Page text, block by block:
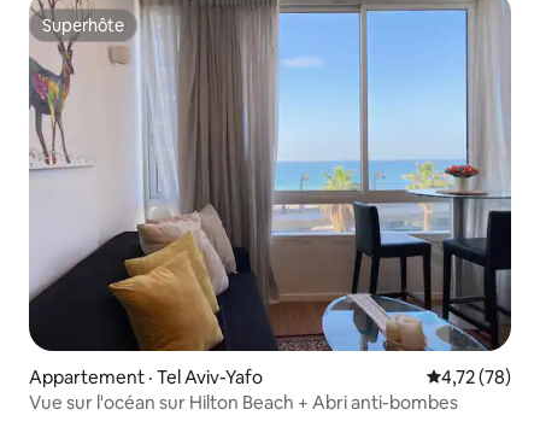
Superhôte
Superhôte
Appartement · Tel Aviv-Yafo Note
4,72 (78)
Vue sur l'océan sur Hilton Beach + Abri anti-bombes